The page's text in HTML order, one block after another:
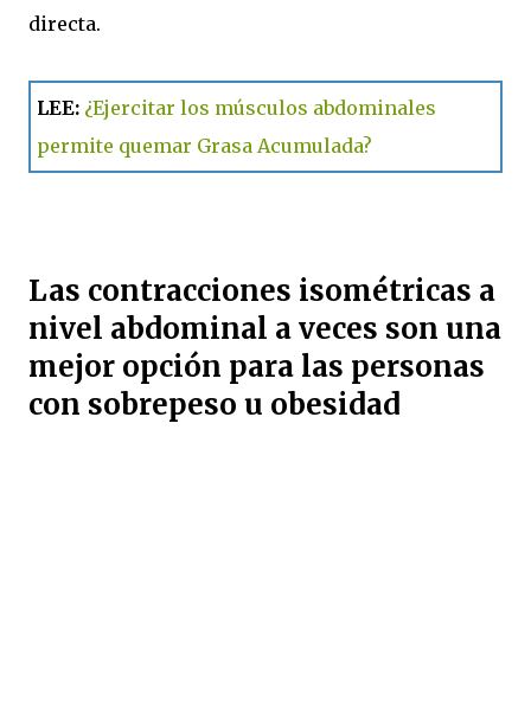
directa.
LEE: ¿Ejercitar los músculos abdominales
permite quemar Grasa Acumulada?
Las contracciones isométricas a
nivel abdominal a veces son una
mejor opción para las personas
con sobrepeso u obesidad